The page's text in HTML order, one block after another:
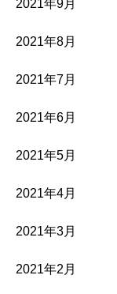
2021年9月
2021年8月
2021年7月
2021年6月
2021年5月
2021年4月
2021年3月
2021年2月